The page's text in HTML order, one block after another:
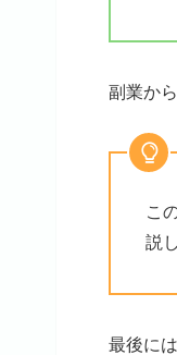
副業か
こ
説
最後に